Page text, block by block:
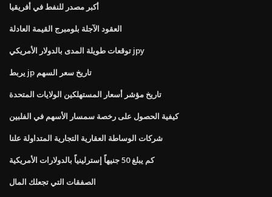
أكبر مصدر للنفط في أفريقيا
العقود الآجلة بلومبرج القيمة العادلة
توقعات طويلة المدى بالدولار الأمريكي jpy
يربط jp تاريخ سعر السهم
تاريخ مؤشر أسعار المستهلكين الولايات المتحدة
كيفية الحصول على رخصة سمسار الأسهم في الفلبين
شركات الوساطة العقارية التجارية المتداولة علنا
كم يبلغ 50 جنيهاً إسترلينياً بالدولارات الأمريكية
الصفقات التي تجعلك المال